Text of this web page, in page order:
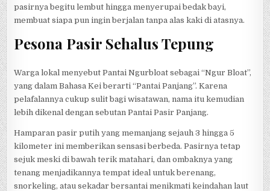
pasirnya begitu lembut hingga menyerupai bedak bayi,
membuat siapa pun ingin berjalan tanpa alas kaki di atasnya.
Pesona Pasir Sehalus Tepung
Warga lokal menyebut Pantai Ngurbloat sebagai “Ngur Bloat”,
yang dalam Bahasa Kei berarti “Pantai Panjang”. Karena
pelafalannya cukup sulit bagi wisatawan, nama itu kemudian
lebih dikenal dengan sebutan Pantai Pasir Panjang.
Hamparan pasir putih yang memanjang sejauh 3 hingga 5
kilometer ini memberikan sensasi berbeda. Pasirnya tetap
sejuk meski di bawah terik matahari, dan ombaknya yang
tenang menjadikannya tempat ideal untuk berenang,
snorkeling, atau sekadar bersantai menikmati keindahan laut